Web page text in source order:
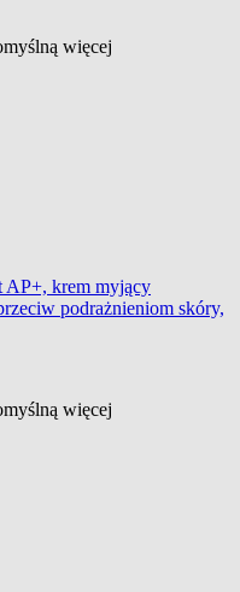
więcej
AP+, krem myjący
podrażnieniom skóry,
więcej